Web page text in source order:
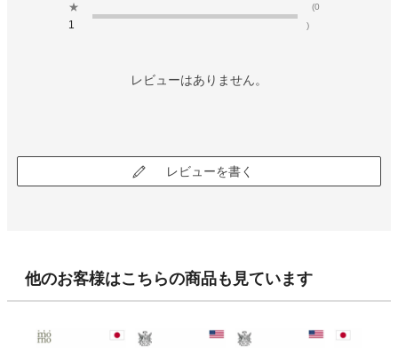
★
1
(0
)
レビューはありません。
レビューを書く
他のお客様はこちらの商品も見ています